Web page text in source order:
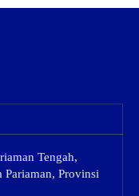
Tengah,
Provinsi